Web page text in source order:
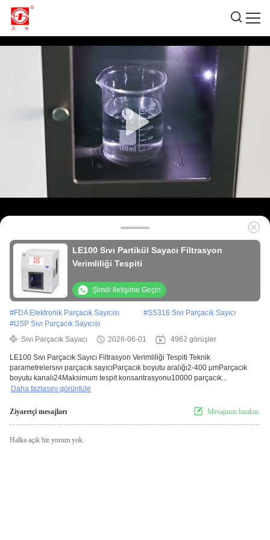
LE100 Sıvı Partikül Sayacı Filtrasyon
Verimliliği Tespiti
Şimdi Iletişime Geçin
#FDA Elektronik Parçacık Sayıcısı #SS316 Sıvı Parçacık Sayıcı
#USP Sıvı Parçacık Sayıcısı
Sıvı Parçacık Sayacı
2026-06-01 4962 görüşler
LE100 Sıvı Parçacık Sayıcı Filtrasyon Verimliliği Tespiti Teknik
parametrelersıvı parçacık sayıcıParçacık boyutu aralığı2-400 μmParçacık
boyutu kanalı24Maksimum tespit konsantrasyonu10000 parçacık...
Daha fazlasını görüntüle
Ziyaretçi mesajları Mesajınızı bırakın.
Halka açık bir yorum yok.